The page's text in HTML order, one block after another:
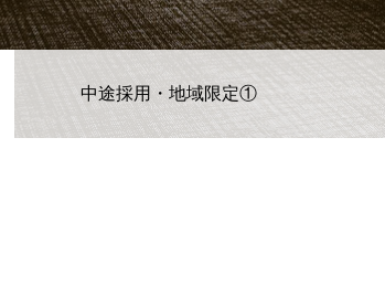
中途採用・地域限定①